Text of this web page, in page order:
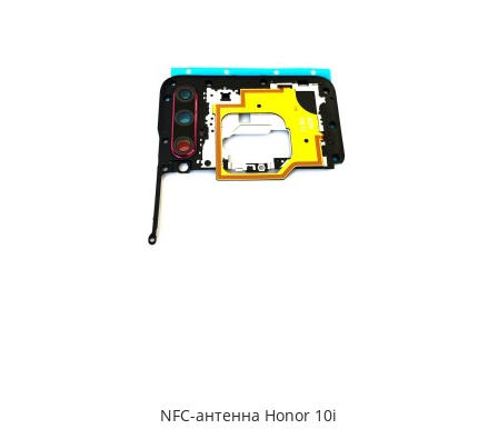
NFC-антенна Honor 10i